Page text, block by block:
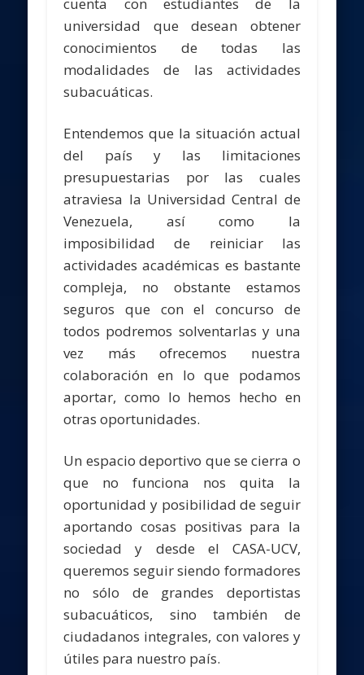
universidad que desean obtener
conocimientos de todas las
modalidades de las actividades
subacuáticas.
Entendemos que la situación actual
del país y las limitaciones
presupuestarias por las cuales
atraviesa la Universidad Central de
Venezuela, así como la
imposibilidad de reiniciar las
actividades académicas es bastante
compleja, no obstante estamos
seguros que con el concurso de
todos podremos solventarlas y una
vez más ofrecemos nuestra
colaboración en lo que podamos
aportar, como lo hemos hecho en
otras oportunidades.
Un espacio deportivo que se cierra o
que no funciona nos quita la
oportunidad y posibilidad de seguir
aportando cosas positivas para la
sociedad y desde el CASA-UCV,
queremos seguir siendo formadores
no sólo de grandes deportistas
subacuáticos, sino también de
ciudadanos integrales, con valores y
útiles para nuestro país.